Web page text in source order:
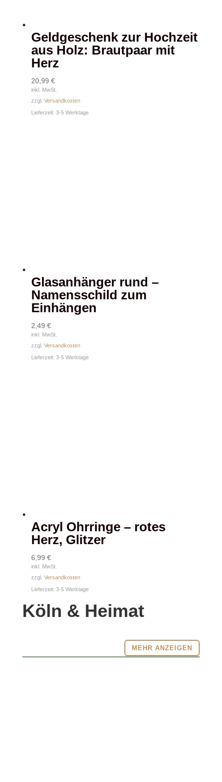
Geldgeschenk zur Hochzeit
aus Holz: Brautpaar mit
Herz
20,99 €
inkl. MwSt.
zzgl. Versandkosten
Lieferzeit: 3-5 Werktage
Glasanhänger rund –
Namensschild zum
Einhängen
2,49 €
inkl. MwSt.
zzgl. Versandkosten
Lieferzeit: 3-5 Werktage
Acryl Ohrringe – rotes
Herz, Glitzer
6,99 €
inkl. MwSt.
zzgl. Versandkosten
Lieferzeit: 3-5 Werktage
Köln & Heimat
MEHR ANZEIGEN